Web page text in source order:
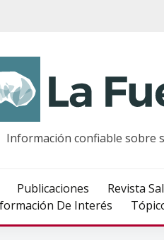
Información confiable sobre
Publicaciones Revista
De Interés